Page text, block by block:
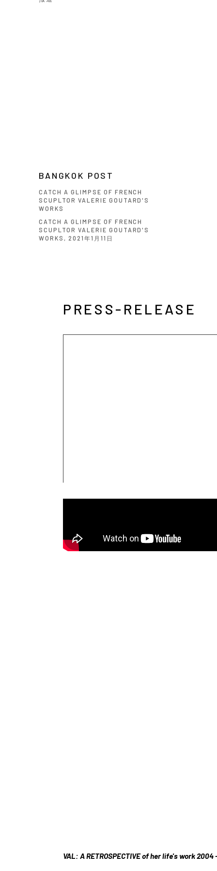
BANGKOK POST
CATCH A GLIMPSE OF FRENCH
SCUPLTOR VALERIE GOUTARD'S
WORKS
CATCH A GLIMPSE OF FRENCH
SCUPLTOR VALERIE GOUTARD'S
WORKS, 2021年1月11日
PRESS-RELEASE
VAL: A RETROSPECTIVE of her life's work 2004